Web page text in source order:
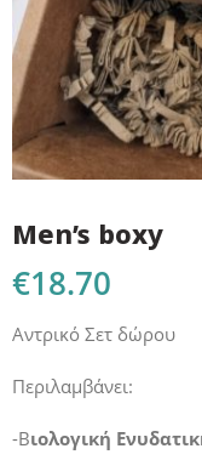
Men’s boxy
€18.70
Αντρικό Σετ δώρου
Περιλαμβάνει:
-Βιολογική